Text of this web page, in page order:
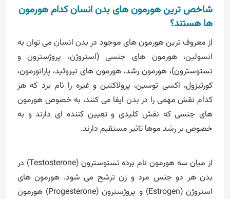
شاخص ترین هورمون های بدن انسان کدام هورمون
ها هستند؟
از معروف ترین هورمون های موجود در بدن انسان می توان به
انسولین، هورمون های جنسی (استروژن، پروژسترون و
تستوسترون)، هورمون رشد، هورمون های تیروئید، پاراتورمون،
کورتیزول، اکسی توسین، پرولاکتین و غیره را نام برد که هر
کدام نقش مهمی را در بدن ایفا می کنند، به خصوص هورمون
های جنسی که نقش کلیدی و تعیین کننده ای دارند و به
خصوص بر رشد موها تاثیر مستقیم دارند.
از میان سه هورمون نام برده تستوسترون (Testosterone) در
بدن هر دو جنس مرد و زن ترشح می شود. هورمون های
استروژن (Estrogen) و پروژسترون (Progesterone) هورمون